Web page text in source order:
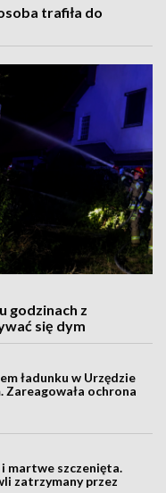
trafiła do
godzinach z
się dym
ładunku w Urzędzie
Zareagowała ochrona
martwe szczenięta.
zatrzymany przez